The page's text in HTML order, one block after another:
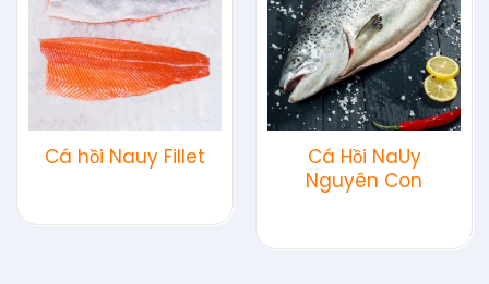
wishlist
Cá hồi Nauy Fillet
wishlist
Cá Hồi NaUy
Nguyên Con